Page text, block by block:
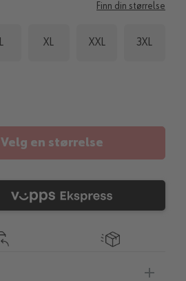
Finn din størrelse
L XL XXL 3XL
Velg en størrelse